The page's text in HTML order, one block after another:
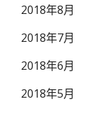
2018年8月
2018年7月
2018年6月
2018年5月